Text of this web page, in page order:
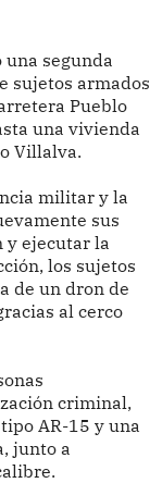
segunda
sujetos armados
Pueblo
una vivienda
Villalva.
militar y la
sus
ejecutar la
los sujetos
de un dron de
al cerco
criminal,
AR-15 y una
junto a